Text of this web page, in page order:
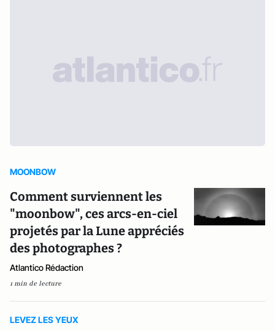
MOONBOW
Comment surviennent les
"moonbow", ces arcs-en-ciel
projetés par la Lune appréciés
des photographes ?
Atlantico Rédaction
1 min de lecture
LEVEZ LES YEUX